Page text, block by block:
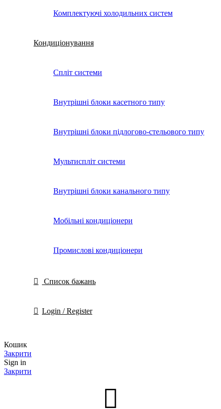
Комплектуючі холодильних систем
Кондиціонування
Спліт системи
Внутрішні блоки касетного типу
Внутрішні блоки підлогово-стельового типу
Мультиспліт системи
Внутрішні блоки канального типу
Мобільні кондиціонери
Промислові кондиціонери
Список бажань
Login / Register
Кошик
Закрити
Sign in
Закрити